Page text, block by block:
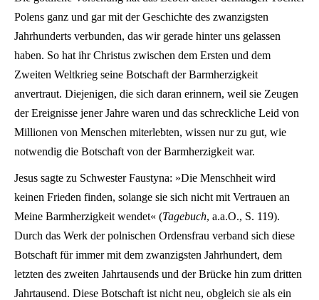
Polens ganz und gar mit der Geschichte des zwanzigsten
Jahrhunderts verbunden, das wir gerade hinter uns gelassen
haben. So hat ihr Christus zwischen dem Ersten und dem
Zweiten Weltkrieg seine Botschaft der Barmherzigkeit
anvertraut. Diejenigen, die sich daran erinnern, weil sie Zeugen
der Ereignisse jener Jahre waren und das schreckliche Leid von
Millionen von Menschen miterlebten, wissen nur zu gut, wie
notwendig die Botschaft von der Barmherzigkeit war.
Jesus sagte zu Schwester Faustyna: »Die Menschheit wird
keinen Frieden finden, solange sie sich nicht mit Vertrauen an
Meine Barmherzigkeit wendet« (Tagebuch, a.a.O., S. 119).
Durch das Werk der polnischen Ordensfrau verband sich diese
Botschaft für immer mit dem zwanzigsten Jahrhundert, dem
letzten des zweiten Jahrtausends und der Brücke hin zum dritten
Jahrtausend. Diese Botschaft ist nicht neu, obgleich sie als ein